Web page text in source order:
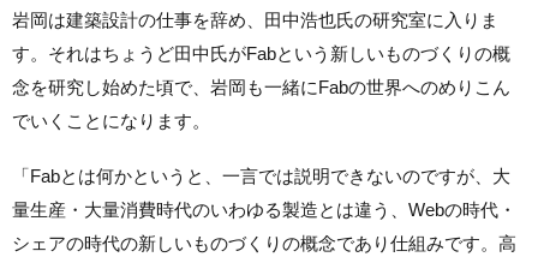
岩岡は建築設計の仕事を辞め、 田中浩也氏の研究室に入りま
す。それはちょうど田中氏がFabという新しいものづくりの概
念を研究し始めた頃で、岩岡も一緒にFabの世界へのめりこん
でいくことになります。
「Fabとは何かというと、一言では説明できないのですが、大
量生産・大量消費時代のいわゆる製造とは違う、 Webの時代・
シェアの時代の新しいものづくりの概念であり仕組みです。 高